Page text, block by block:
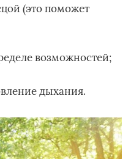
(это поможет
возможностей;
дыхания.